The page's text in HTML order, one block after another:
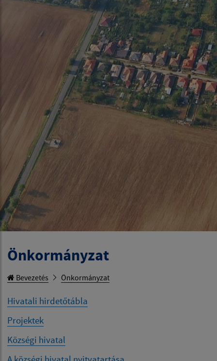
Önkormányzat
Bevezetés Önkormányzat
Hivatali hirdetőtábla
Projektek
Községi hivatal